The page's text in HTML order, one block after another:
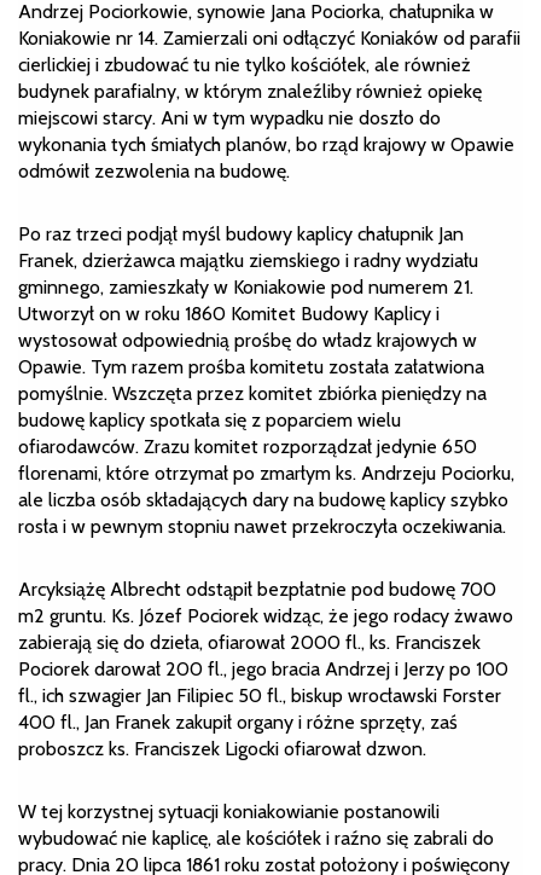
Andrzej Pociorkowie, synowie Jana Pociorka, chałupnika w
Koniakowie nr 14. Zamierzali oni odłączyć Koniaków od parafii
cierlickiej i zbudować tu nie tylko kościółek, ale również
budynek parafialny, w którym znaleźliby również opiekę
miejscowi starcy. Ani w tym wypadku nie doszło do
wykonania tych śmiałych planów, bo rząd krajowy w Opawie
odmówił zezwolenia na budowę.
Po raz trzeci podjął myśl budowy kaplicy chałupnik Jan
Franek, dzierżawca majątku ziemskiego i radny wydziału
gminnego, zamieszkały w Koniakowie pod numerem 21.
Utworzył on w roku 1860 Komitet Budowy Kaplicy i
wystosował odpowiednią prośbę do władz krajowych w
Opawie. Tym razem prośba komitetu została załatwiona
pomyślnie. Wszczęta przez komitet zbiórka pieniędzy na
budowę kaplicy spotkała się z poparciem wielu
ofiarodawców. Zrazu komitet rozporządzał jedynie 650
florenami, które otrzymał po zmarłym ks. Andrzeju Pociorku,
ale liczba osób składających dary na budowę kaplicy szybko
rosła i w pewnym stopniu nawet przekroczyła oczekiwania.
Arcyksiążę Albrecht odstąpił bezpłatnie pod budowę 700
m2 gruntu. Ks. Józef Pociorek widząc, że jego rodacy żwawo
zabierają się do dzieła, ofiarował 2000 fl., ks. Franciszek
Pociorek darował 200 fl., jego bracia Andrzej i Jerzy po 100
fl., ich szwagier Jan Filipiec 50 fl., biskup wrocławski Forster
400 fl., Jan Franek zakupił organy i różne sprzęty, zaś
proboszcz ks. Franciszek Ligocki ofiarował dzwon.
W tej korzystnej sytuacji koniakowianie postanowili
wybudować nie kaplicę, ale kościółek i raźno się zabrali do
pracy. Dnia 20 lipca 1861 roku został położony i poświęcony